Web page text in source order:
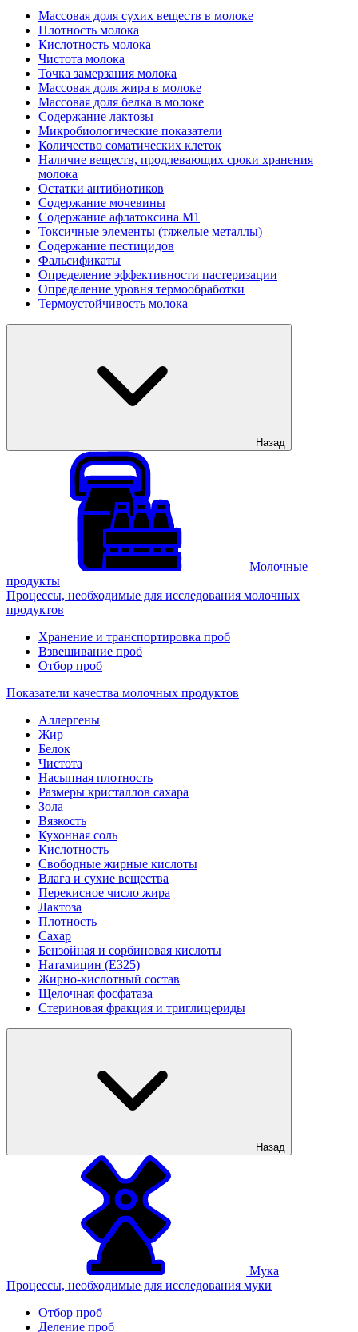
Массовая доля сухих веществ в молоке
Плотность молока
Кислотность молока
Чистота молока
Точка замерзания молока
Массовая доля жира в молоке
Массовая доля белка в молоке
Содержание лактозы
Микробиологические показатели
Количество соматических клеток
Наличие веществ, продлевающих сроки хранения
молока
Остатки антибиотиков
Содержание мочевины
Содержание афлатоксина М1
Токсичные элементы (тяжелые металлы)
Содержание пестицидов
Фальсификаты
Определение эффективности пастеризации
Определение уровня термообработки
Термоустойчивость молока
Назад
Молочные
продукты
Процессы, необходимые для исследования молочных
продуктов
Хранение и транспортировка проб
Взвешивание проб
Отбор проб
Показатели качества молочных продуктов
Аллергены
Жир
Белок
Чистота
Насыпная плотность
Размеры кристаллов сахара
Зола
Вязкость
Кухонная соль
Кислотность
Свободные жирные кислоты
Влага и сухие вещества
Перекисное число жира
Лактоза
Плотность
Сахар
Бензойная и сорбиновая кислоты
Натамицин (Е325)
Жирно-кислотный состав
Щелочная фосфатаза
Стериновая фракция и триглицериды
Назад
Мука
Процессы, необходимые для исследования муки
Отбор проб
Деление проб